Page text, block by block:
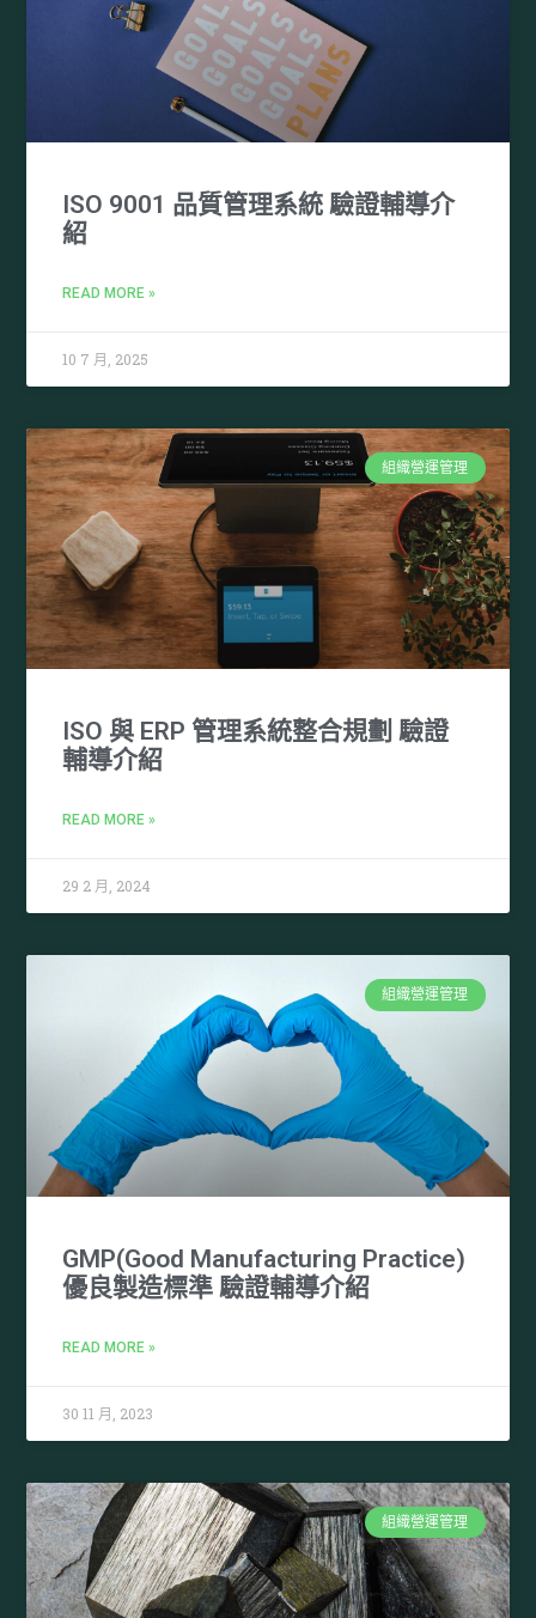
ISO 9001 品質管理系統 驗證輔導介
紹
READ MORE »
10 7 月, 2025
組織營運管理
ISO 與 ERP 管理系統整合規劃 驗證
輔導介紹
READ MORE »
29 2 月, 2024
組織營運管理
GMP(Good Manufacturing Practice)
優良製造標準 驗證輔導介紹
READ MORE »
30 11 月, 2023
組織營運管理